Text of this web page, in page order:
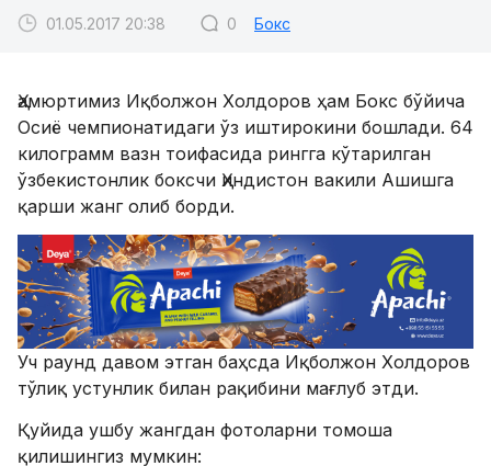
01.05.2017 20:38 0 Бокс
Ҳамюртимиз Иқболжон Холдоров ҳам Бокс бўйича
Осиё чемпионатидаги ўз иштирокини бошлади. 64
килограмм вазн тоифасида рингга кўтарилган
ўзбекистонлик боксчи Ҳиндистон вакили Ашишга
қарши жанг олиб борди.
Уч раунд давом этган баҳсда Иқболжон Холдоров
тўлиқ устунлик билан рақибини мағлуб этди.
Қуйида ушбу жангдан фотоларни томоша
қилишингиз мумкин: